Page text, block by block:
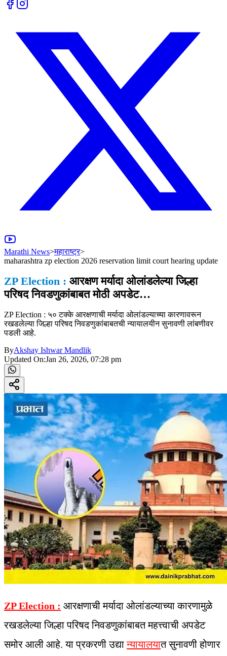
Marathi News>महाराष्ट्र>
maharashtra zp election 2026 reservation limit court hearing update
ZP Election : आरक्षण मर्यादा ओलांडलेल्या जिल्हा
परिषद निवडणुकांबाबत मोठी अपडेट…
ZP Election : ५० टक्के आरक्षणाची मर्यादा ओलांडल्याच्या कारणावरून
रखडलेल्या जिल्हा परिषद निवडणुकांबाबतची न्यायालयीन सुनावणी लांबणीवर
पडली आहे.
ByAkshay Ishwar Mandlik
Updated On:Jan 26, 2026, 07:28 pm
ZP Election : आरक्षणाची मर्यादा ओलांडल्याच्या कारणामुळे
रखडलेल्या जिल्हा परिषद निवडणुकांबाबत महत्त्वाची अपडेट
समोर आली आहे. या प्रकरणी उद्यान्यायालयात सुनावणी होणार